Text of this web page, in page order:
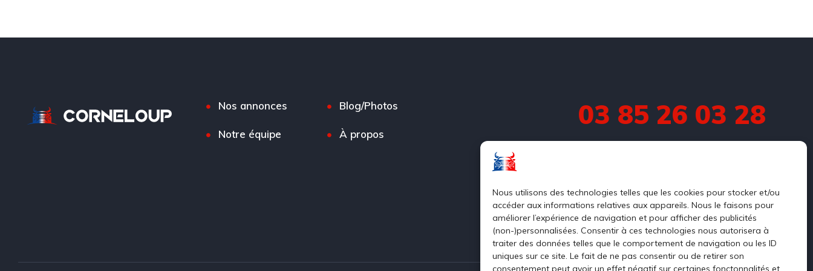
Nous utilisons des technologies telles que les cookies pour stocker et/ou
accéder aux informations relatives aux appareils. Nous le faisons pour
améliorer l’expérience de navigation et pour afficher des publicités
(non-)personnalisées. Consentir à ces technologies nous autorisera à
traiter des données telles que le comportement de navigation ou les ID
uniques sur ce site. Le fait de ne pas consentir ou de retirer son
consentement peut avoir un effet négatif sur certaines fonctonnalités et
Nos annonces Blog/Photos
Notre équipe À propos
03 85 26 03 28
contact@corneloup-polegt.fr
71170 Chauffailles
France